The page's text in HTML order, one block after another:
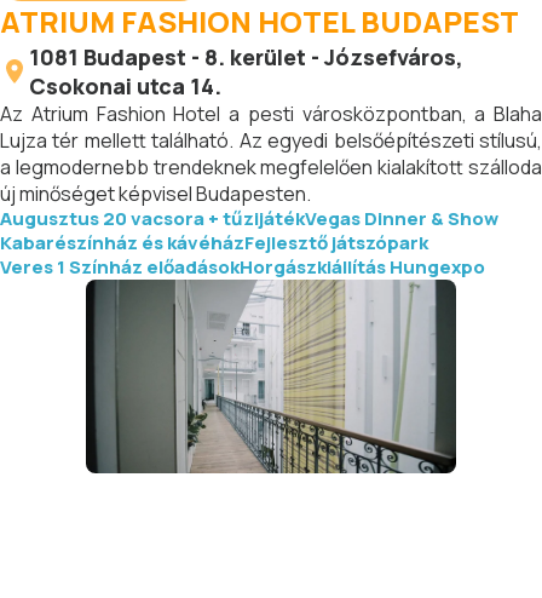
ATRIUM FASHION HOTEL BUDAPEST
1081 Budapest - 8. kerület - Józsefváros,
Csokonai utca 14.
Az Atrium Fashion Hotel a pesti városközpontban, a Blaha
Lujza tér mellett található. Az egyedi belsőépítészeti stílusú,
a legmodernebb trendeknek megfelelően kialakított szálloda
új minőséget képvisel Budapesten.
Augusztus 20 vacsora + tűzijátékVegas Dinner & Show
Kabarészínház és kávéházFejlesztő játszópark
Veres 1 Színház előadásokHorgászkiállítás Hungexpo